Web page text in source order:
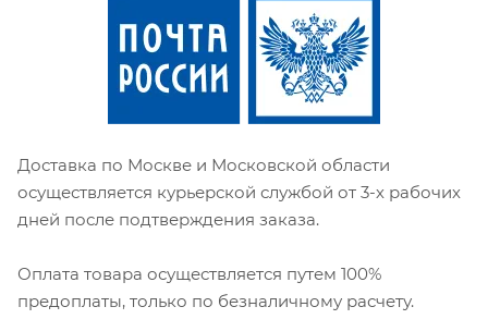
Доставка по Москве и Московской области
осуществляется курьерской службой от 3-х рабочих
дней после подтверждения заказа.
Оплата товара осуществляется путем 100%
предоплаты, только по безналичному расчету.